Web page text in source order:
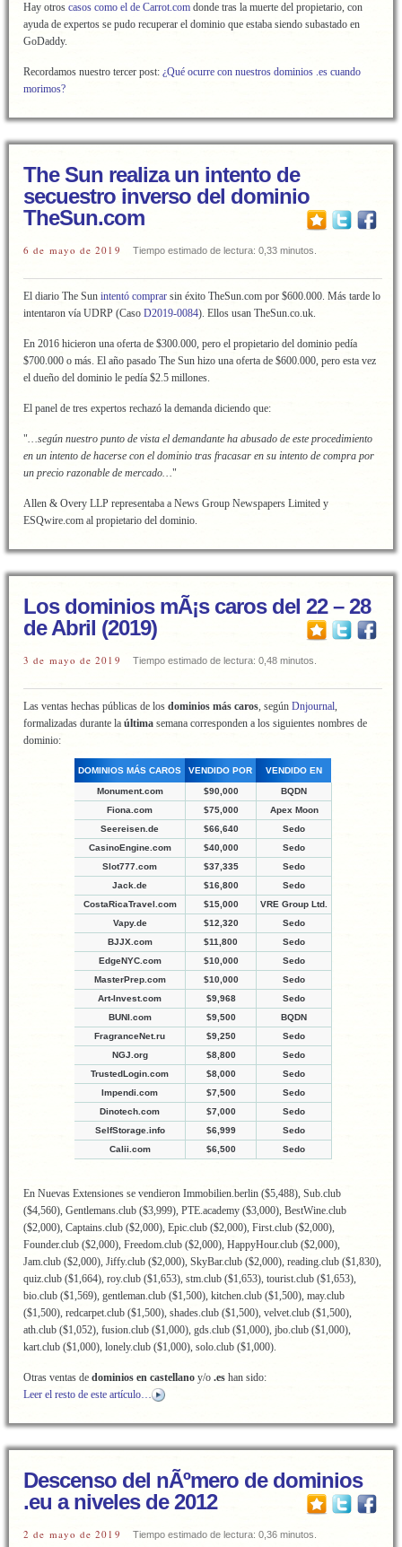
Hay otros casos como el de Carrot.com donde tras la muerte del propietario, con
ayuda de expertos se pudo recuperar el dominio que estaba siendo subastado en
GoDaddy.
Recordamos nuestro tercer post: ¿Qué ocurre con nuestros dominios .es cuando
morimos?
The Sun realiza un intento de
secuestro inverso del dominio
TheSun.com
6 de mayo de 2019 Tiempo estimado de lectura: 0,33 minutos.
El diario The Sun intentó comprar sin éxito TheSun.com por $600.000. Más tarde lo
intentaron vía UDRP (Caso D2019-0084). Ellos usan TheSun.co.uk.
En 2016 hicieron una oferta de $300.000, pero el propietario del dominio pedía
$700.000 o más. El año pasado The Sun hizo una oferta de $600.000, pero esta vez
el dueño del dominio le pedía $2.5 millones.
El panel de tres expertos rechazó la demanda diciendo que:
"…según nuestro punto de vista el demandante ha abusado de este procedimiento
en un intento de hacerse con el dominio tras fracasar en su intento de compra por
un precio razonable de mercado…"
Allen & Overy LLP representaba a News Group Newspapers Limited y
ESQwire.com al propietario del dominio.
Los dominios mÃ¡s caros del 22 – 28
de Abril (2019)
3 de mayo de 2019 Tiempo estimado de lectura: 0,48 minutos.
Las ventas hechas públicas de los dominios más caros, según Dnjournal,
formalizadas durante la última semana corresponden a los siguientes nombres de
dominio:
DOMINIOS MÁS CAROS VENDIDO POR VENDIDO EN
Monument.com $90,000
BQDN
Fiona.com
$75,000
Apex Moon
Seereisen.de
$66,640
Sedo
CasinoEngine.com
$40,000
Sedo
Slot777.com
$37,335
Sedo
Jack.de
$16,800
Sedo
CostaRicaTravel.com
$15,000
VRE Group Ltd.
Vapy.de
$12,320
Sedo
BJJX.com
$11,800
Sedo
EdgeNYC.com
$10,000
Sedo
MasterPrep.com
$10,000
Sedo
Art-Invest.com
$9,968
Sedo
BUNI.com
$9,500
BQDN
FragranceNet.ru
$9,250
Sedo
NGJ.org
$8,800
Sedo
TrustedLogin.com
$8,000
Sedo
Impendi.com
$7,500
Sedo
Dinotech.com
$7,000
Sedo
SelfStorage.info
$6,999
Sedo
Calii.com
$6,500 Sedo
En Nuevas Extensiones se vendieron Immobilien.berlin ($5,488), Sub.club
($4,560), Gentlemans.club ($3,999), PTE.academy ($3,000), BestWine.club
($2,000), Captains.club ($2,000), Epic.club ($2,000), First.club ($2,000),
Founder.club ($2,000), Freedom.club ($2,000), HappyHour.club ($2,000),
Jam.club ($2,000), Jiffy.club ($2,000), SkyBar.club ($2,000), reading.club ($1,830),
quiz.club ($1,664), roy.club ($1,653), stm.club ($1,653), tourist.club ($1,653),
bio.club ($1,569), gentleman.club ($1,500), kitchen.club ($1,500), may.club
($1,500), redcarpet.club ($1,500), shades.club ($1,500), velvet.club ($1,500),
ath.club ($1,052), fusion.club ($1,000), gds.club ($1,000), jbo.club ($1,000),
kart.club ($1,000), lonely.club ($1,000), solo.club ($1,000).
Otras ventas de dominios en castellano y/o .es han sido:
Leer el resto de este artículo…
Descenso del nÃºmero de dominios
.eu a niveles de 2012
2 de mayo de 2019 Tiempo estimado de lectura: 0,36 minutos.